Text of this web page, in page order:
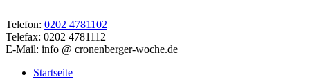
Telefon: 0202 4781102
Telefax: 0202 4781112
E-Mail: info @ cronenberger-woche.de
Startseite